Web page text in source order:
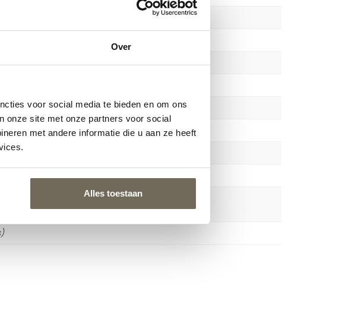
Over
voor social media te bieden en om ons
onze site met onze partners voor social
met andere informatie die u aan ze heeft
Alles toestaan